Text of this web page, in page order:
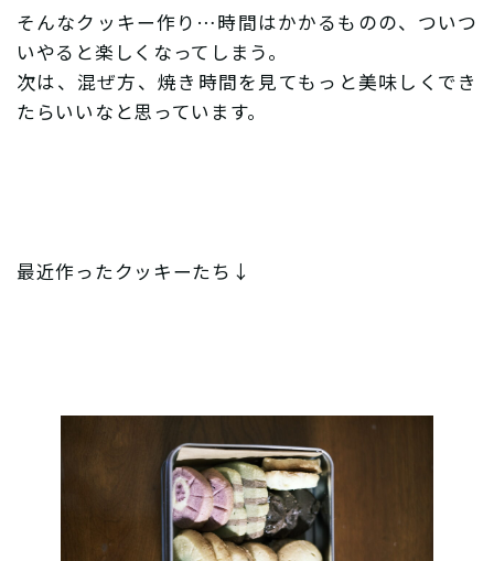
そんなクッキー作り…時間はかかるものの、ついつ
いやると楽しくなってしまう。
次は、混ぜ方、焼き時間を見てもっと美味しくでき
たらいいなと思っています。
最近作ったクッキーたち↓